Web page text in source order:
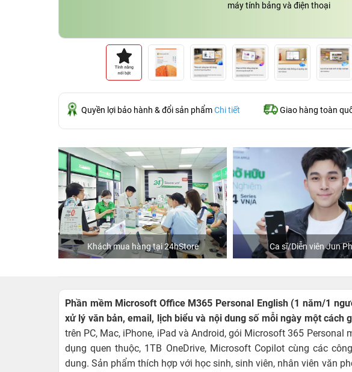
máy tính bảng và điện thoại
Quyền lợi bảo hành & đổi sản phẩmChi tiết Giao hàng toàn
Khách mua hàng tại 24hStore Ca sĩ/Diễn viên Jun
Phần mềm Microsoft Office M365 Personal English (1 năm/1
xử lý văn bản, email, lịch biểu và nội dung số mỗi ngày một cách
trên PC, Mac, iPhone, iPad và Android, gói Microsoft 365
dụng quen thuộc, 1TB OneDrive, Microsoft Copilot cùng các
dung. Sản phẩm thích hợp với học sinh, sinh viên, nhân viên văn